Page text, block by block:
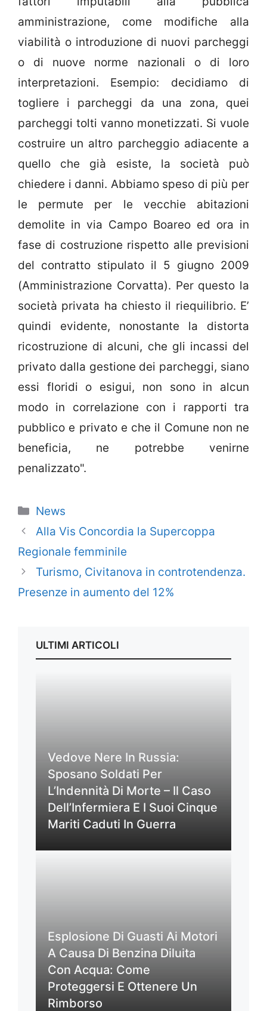
amministrazione, come modifiche alla
viabilità o introduzione di nuovi parcheggi
o di nuove norme nazionali o di loro
interpretazioni. Esempio: decidiamo di
togliere i parcheggi da una zona, quei
parcheggi tolti vanno monetizzati. Si vuole
costruire un altro parcheggio adiacente a
quello che già esiste, la società può
chiedere i danni. Abbiamo speso di più per
le permute per le vecchie abitazioni
demolite in via Campo Boareo ed ora in
fase di costruzione rispetto alle previsioni
del contratto stipulato il 5 giugno 2009
(Amministrazione Corvatta). Per questo la
società privata ha chiesto il riequilibrio. E’
quindi evidente, nonostante la distorta
ricostruzione di alcuni, che gli incassi del
privato dalla gestione dei parcheggi, siano
essi floridi o esigui, non sono in alcun
modo in correlazione con i rapporti tra
pubblico e privato e che il Comune non ne
beneficia, ne potrebbe venirne
penalizzato".
Categorie
News
Alla Vis Concordia la Supercoppa
Regionale femminile
Turismo, Civitanova in controtendenza.
Presenze in aumento del 12%
ULTIMI ARTICOLI
Vedove Nere In Russia:
Sposano Soldati Per
L’Indennità Di Morte – Il Caso
Dell’Infermiera E I Suoi Cinque
Mariti Caduti In Guerra
Esplosione Di Guasti Ai Motori
A Causa Di Benzina Diluita
Con Acqua: Come
Proteggersi E Ottenere Un
Rimborso